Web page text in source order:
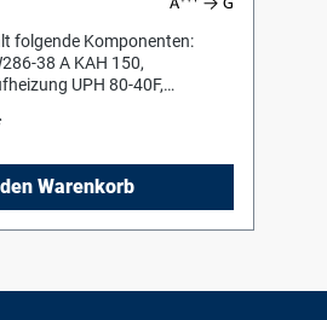
folgende Komponenten:
38 A KAH 150,
UPH 80-40F,
BU-H 80 l Logafix
2" PW1000 E S-C,
Heizstab, 1x DDV 50, doppelt-
Verteiler, DN 50
Warenkorb